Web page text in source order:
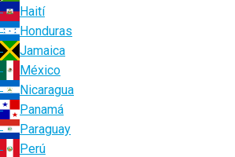
Haití
Honduras
Jamaica
México
Nicaragua
Panamá
Paraguay
Perú